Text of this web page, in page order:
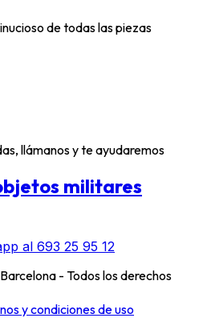
de todas las piezas
llámanos y te ayudaremos
militares
al 693 25 95 12
- Todos los derechos
y condiciones de uso